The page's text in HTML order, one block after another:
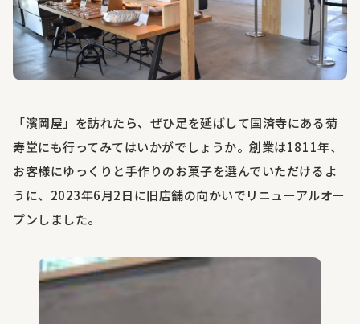
「濱岡屋」を訪れたら、ぜひ足を延ばして国済寺にある菊
寿堂にも行ってみてはいかがでしょうか。創業は1811年、
お客様にゆっくりと手作りのお菓子を選んでいただけるよ
うに、 2023年6月2日に旧店舗の向かいでリニューアルオー
プンしました。